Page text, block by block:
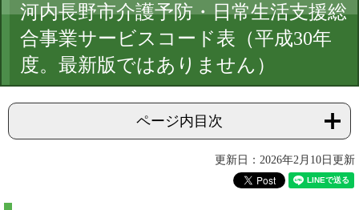
文
河内長野市介護予防・日常生活支援総
合事業サービスコード表（平成30年
度。最新版ではありません）
ページ内目次
更新日：2026年2月10日更新